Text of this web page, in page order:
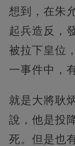
想到，在朱
起兵造反，
被拉下皇位
一事件中，
就是大將耿
說，他是投
死。但是也